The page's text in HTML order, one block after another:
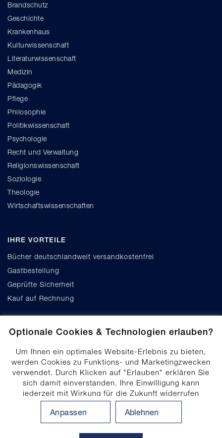
Optionale Cookies & Technologien erlauben?
Um Ihnen ein optimales Website-Erlebnis zu bieten,
werden Cookies zu Funktions- und Marketingzwecken
verwendet. Durch Klicken auf "Erlauben" erklären Sie
sich damit einverstanden. Ihre Einwilligung kann
jederzeit mit Wirkung für die Zukunft widerrufen
werden. Ihre Einwilligungs-Einstellungen können durch
Klicken auf "Anpassen" angepasst werden. Weitere
Informationen finden Sie in unserem
Datenschutzhinweis
Anpassen Ablehnen
Brandschutz
Geschichte
Krankenhaus
Kulturwissenschaft
Literaturwissenschaft
Medizin
Pädagogik
Pflege
Philosophie
Politikwissenschaft
Psychologie
Recht und Verwaltung
Religionswissenschaft
Soziologie
Theologie
Wirtschaftswissenschaften
IHRE VORTEILE
Bücher deutschlandweit versandkostenfrei
Gastbestellung
Geprüfte Sicherheit
Kauf auf Rechnung
Cookie-Einstellungen
Datenschutz
Produktsicherheit
Erklärung zur Barrierefreiheit